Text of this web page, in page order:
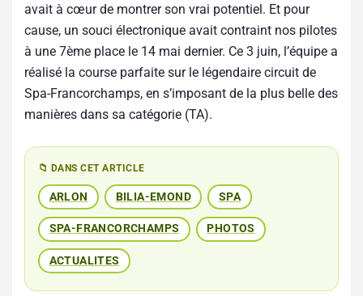
avait à cœur de montrer son vrai potentiel. Et pour
cause, un souci électronique avait contraint nos pilotes
à une 7ème place le 14 mai dernier. Ce 3 juin, l’équipe a
réalisé la course parfaite sur le légendaire circuit de
Spa-Francorchamps, en s’imposant de la plus belle des
manières dans sa catégorie (TA).
📁 DANS CET ARTICLE
ARLON BILIA-EMOND SPA
SPA-FRANCORCHAMPS PHOTOS
ACTUALITES